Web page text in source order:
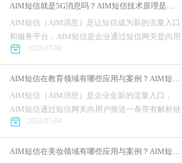
轮播、视频、红包、电商...
AIM短信就是5G消息吗？AIM短信技术原理是什么？
AIM短信（AIM消息）是让短信成为新的流量入口
和服务平台，AIM短信是企业通过短信网关是向用
户发送一条文字短信，手机收到短信后，手机终端
收到短信后，手机终端短信增强技术，自动从服务
器拉取报备的信息，...
2022-07-04
AIM短信在教育领域有哪些应用与案例？AIM短信教育行业解决方案
AIM短信（AIM消息）是企业全新的流量入口，
AIM短信通过短信网关向用户推送一条带有解析链
接的文字短信，手机侧收到短信后，通过短信增强
技术，自动从服务器拉取报备的信息，将短信内容
解析为图文、视频、红...
2022-07-04
AIM短信在美妆领域有哪些应用与案例？AIM短信美妆行业解决方案